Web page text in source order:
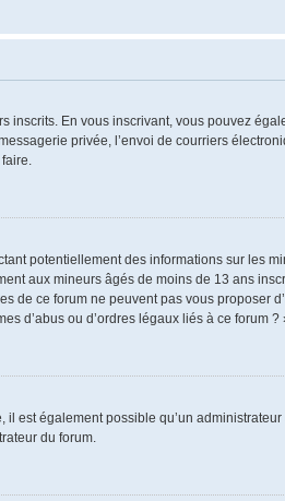
inscrits. En vous inscrivant, vous pouvez
privée, l’envoi de courriers
faire.
potentiellement des informations sur les
aux mineurs âgés de moins de 13 ans
de ce forum ne peuvent pas vous proposer
d’abus ou d’ordres légaux liés à ce forum ?
il est également possible qu’un
du forum.